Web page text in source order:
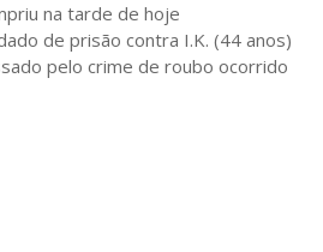
na tarde de hoje
de prisão contra I.K. (44 anos)
pelo crime de roubo ocorrido